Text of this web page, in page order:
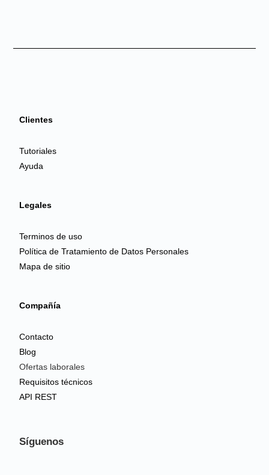
Clientes
Tutoriales
Ayuda
Legales
Terminos de uso
Política de Tratamiento de Datos Personales
Mapa de sitio
Compañía
Contacto
Blog
Ofertas laborales
Requisitos técnicos
API REST
Síguenos